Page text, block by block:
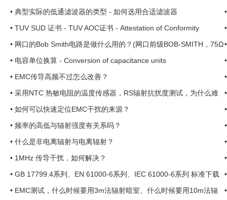
• 典型实际的低通滤波器的类型 - 如何选用合适滤波器
• TUV SUD 证书 - TUV AOC证书 - Attestation of Conformity
• 网口的Bob Smith电路是做什么用的？(网口前级BOB-SMITH，75Ω
*4加高耐压电容) ...
• 电容单位换算 - Conversion of capacitance units
• EMC传导高频不过怎么改善？
• 采用NTC 热敏电阻的温度传感器，RS辐射抗扰度测试，为什么难
合格呢？ ...
• 如何可以快速定位EMC干扰的来源？
• 频率的高低与辐射强度有关系吗？
• 什么是非电离辐射与电离辐射？
• 1MHz 传导干扰，如何解决？
• GB 17799.4系列、EN 61000-6系列、IEC 61000-6系列 标准下载
• EMC测试，什么时候要用3m法辐射暗室、什么时候要用10m法辐